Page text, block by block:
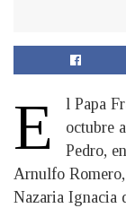
E
l Papa
octubre
Pedro,
Arnulfo
Nazaria Ignacia